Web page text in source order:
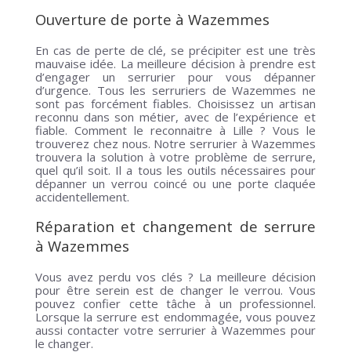
Ouverture de porte à Wazemmes
En cas de perte de clé, se précipiter est une très
mauvaise idée. La meilleure décision à prendre est
d’engager un serrurier pour vous dépanner
d’urgence. Tous les serruriers de Wazemmes ne
sont pas forcément fiables. Choisissez un artisan
reconnu dans son métier, avec de l’expérience et
fiable. Comment le reconnaitre à Lille ? Vous le
trouverez chez nous. Notre serrurier à Wazemmes
trouvera la solution à votre problème de serrure,
quel qu’il soit. Il a tous les outils nécessaires pour
dépanner un verrou coincé ou une porte claquée
accidentellement.
Réparation et changement de serrure
à Wazemmes
Vous avez perdu vos clés ? La meilleure décision
pour être serein est de changer le verrou. Vous
pouvez confier cette tâche à un professionnel.
Lorsque la serrure est endommagée, vous pouvez
aussi contacter votre serrurier à Wazemmes pour
le changer.